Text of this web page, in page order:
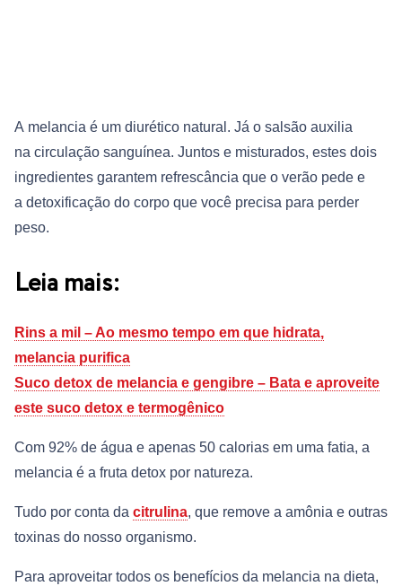
A melancia é um diurético natural. Já o salsão auxilia
na circulação sanguínea. Juntos e misturados, estes dois
ingredientes garantem refrescância que o verão pede e
a detoxificação do corpo que você precisa para perder
peso.
Leia mais:
Rins a mil – Ao mesmo tempo em que hidrata,
melancia purifica
Suco detox de melancia e gengibre – Bata e aproveite
este suco detox e termogênico
Com 92% de água e apenas 50 calorias em uma fatia, a
melancia é a fruta detox por natureza.
Tudo por conta da citrulina, que remove a amônia e outras
toxinas do nosso organismo.
Para aproveitar todos os benefícios da melancia na dieta,